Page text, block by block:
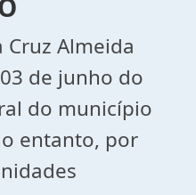
Cruz Almeida
de junho do
do município
entanto, por